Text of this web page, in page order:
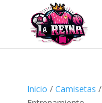
Búsqueda
productos
Inicio / Camisetas /